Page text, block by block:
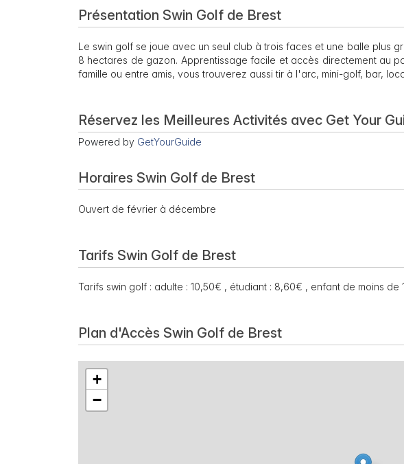
Présentation Swin Golf de Brest
Le swin golf se joue avec un seul club à trois faces et une balle plus
8 hectares de gazon. Apprentissage facile et accès directement au
famille ou entre amis, vous trouverez aussi tir à l'arc, mini-golf, bar,
Réservez les Meilleures Activités avec Get Your
Powered by GetYourGuide
Horaires Swin Golf de Brest
Ouvert de février à décembre
Tarifs Swin Golf de Brest
Tarifs swin golf : adulte : 10,50€ , étudiant : 8,60€ , enfant de moins de
Plan d'Accès Swin Golf de Brest
+
−